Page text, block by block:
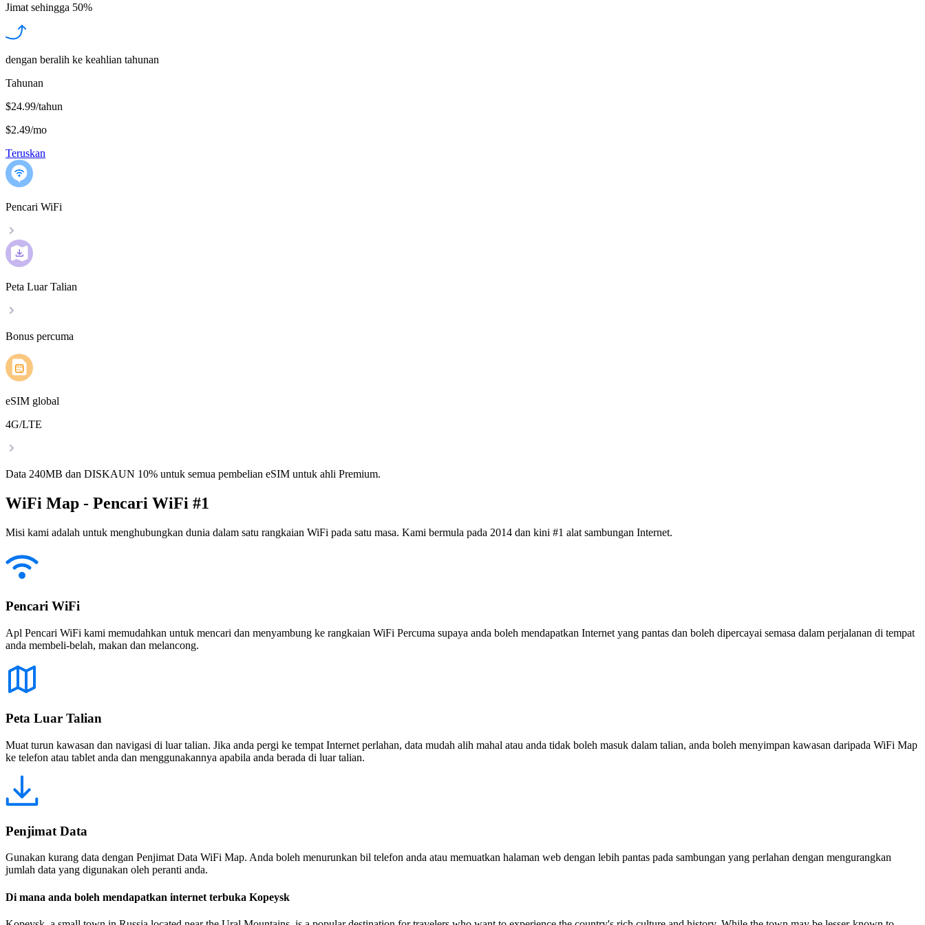
Jimat sehingga 50%
dengan beralih ke keahlian tahunan
Tahunan
$24.99/tahun
$2.49/mo
Teruskan
Pencari WiFi
Peta Luar Talian
Bonus percuma
eSIM global
4G/LTE
Data 240MB dan DISKAUN 10% untuk semua pembelian eSIM untuk ahli Premium.
WiFi Map - Pencari WiFi #1
Misi kami adalah untuk menghubungkan dunia dalam satu rangkaian WiFi pada satu masa. Kami bermula pada 2014 dan kini #1 alat sambungan Internet.
Pencari WiFi
Apl Pencari WiFi kami memudahkan untuk mencari dan menyambung ke rangkaian WiFi Percuma supaya anda boleh mendapatkan Internet yang pantas dan boleh dipercayai semasa dalam perjalanan di tempat
anda membeli-belah, makan dan melancong.
Peta Luar Talian
Muat turun kawasan dan navigasi di luar talian. Jika anda pergi ke tempat Internet perlahan, data mudah alih mahal atau anda tidak boleh masuk dalam talian, anda boleh menyimpan kawasan daripada WiFi Map
ke telefon atau tablet anda dan menggunakannya apabila anda berada di luar talian.
Penjimat Data
Gunakan kurang data dengan Penjimat Data WiFi Map. Anda boleh menurunkan bil telefon anda atau memuatkan halaman web dengan lebih pantas pada sambungan yang perlahan dengan mengurangkan
jumlah data yang digunakan oleh peranti anda.
Di mana anda boleh mendapatkan internet terbuka Kopeysk